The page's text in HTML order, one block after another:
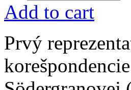
Add to cart
Prvý